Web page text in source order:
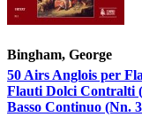
Bingham, George
50 Airs Anglois per
Flauti Dolci Contralti
Basso Continuo (Nn.